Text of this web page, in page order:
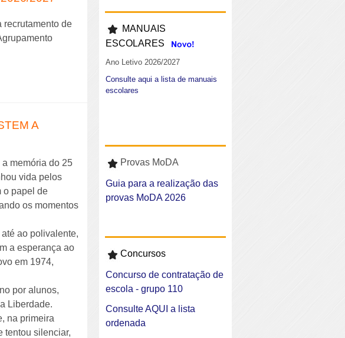
recrutamento de
A
memória do 25
vida pelos
o papel de
os momentos
ao polivalente,
a esperança ao
em 1974,
por alunos,
Liberdade.
na primeira
tentou silenciar,
MANUAIS
ESCOLARES
Ano Letivo 2026/2027
Consulte aqui a lista de manuais
escolares
Provas MoDA
Guia para a realização das
provas MoDA 2026
Concursos
Concurso de contratação de
escola - grupo 110
Consulte AQUI a lista
ordenada